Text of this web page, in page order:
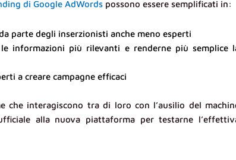
di Google AdWords possono essere semplificati in:
parte degli inserzionisti anche meno esperti
informazioni più rilevanti e renderne più semplice
a creare campagne efficaci
che interagiscono tra di loro con l’ausilio del
alla nuova piattaforma per testarne